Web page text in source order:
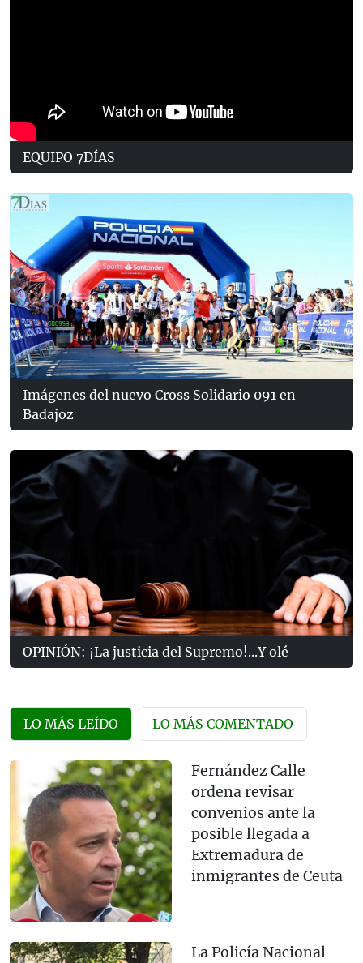
EQUIPO 7DÍAS
Imágenes del nuevo Cross Solidario 091 en
Badajoz
OPINIÓN: ¡La justicia del Supremo!...Y olé
LO MÁS LEÍDO LO MÁS COMENTADO
Fernández Calle
ordena revisar
convenios ante la
posible llegada a
Extremadura de
inmigrantes de Ceuta
La Policía Nacional